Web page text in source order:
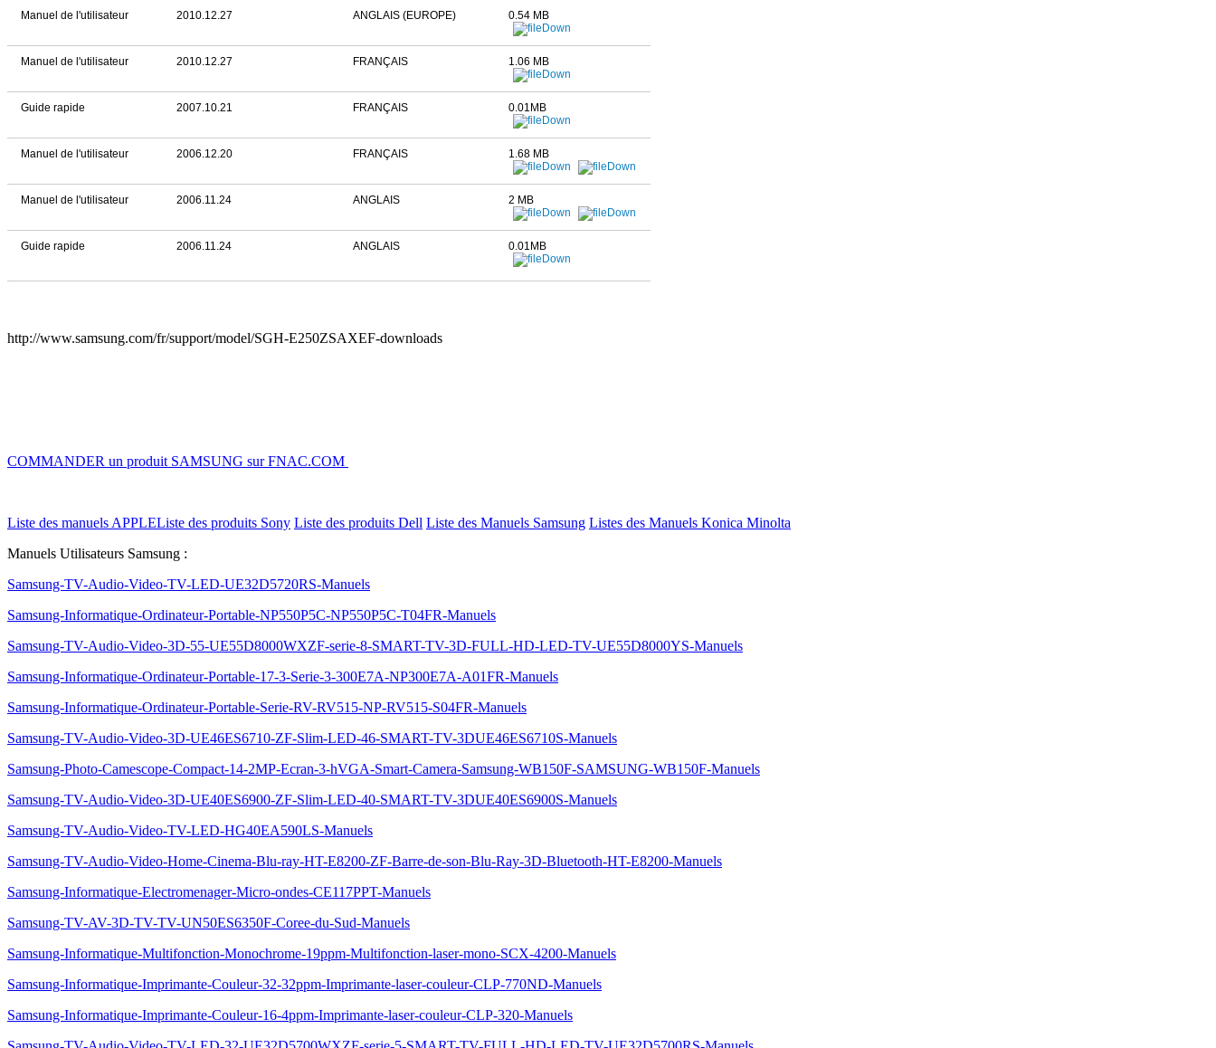
Manuel de l'utilisateur 2010.12.27 ANGLAIS (EUROPE) 0.54 MB
Manuel de l'utilisateur 2010.12.27 FRANÇAIS 1.06 MB
Guide rapide 2007.10.21 FRANÇAIS 0.01MB
Manuel de l'utilisateur 2006.12.20 FRANÇAIS 1.68 MB
Manuel de l'utilisateur 2006.11.24 ANGLAIS 2 MB
Guide rapide 2006.11.24 ANGLAIS 0.01MB
http://www.samsung.com/fr/support/model/SGH-E250ZSAXEF-downloads
COMMANDER un produit SAMSUNG sur FNAC.COM
Liste des manuels APPLEListe des produits Sony Liste des produits Dell Liste des Manuels Samsung Listes des Manuels Konica Minolta
Manuels Utilisateurs Samsung :
Samsung-TV-Audio-Video-TV-LED-UE32D5720RS-Manuels
Samsung-Informatique-Ordinateur-Portable-NP550P5C-NP550P5C-T04FR-Manuels
Samsung-TV-Audio-Video-3D-55-UE55D8000WXZF-serie-8-SMART-TV-3D-FULL-HD-LED-TV-UE55D8000YS-Manuels
Samsung-Informatique-Ordinateur-Portable-17-3-Serie-3-300E7A-NP300E7A-A01FR-Manuels
Samsung-Informatique-Ordinateur-Portable-Serie-RV-RV515-NP-RV515-S04FR-Manuels
Samsung-TV-Audio-Video-3D-UE46ES6710-ZF-Slim-LED-46-SMART-TV-3DUE46ES6710S-Manuels
Samsung-Photo-Camescope-Compact-14-2MP-Ecran-3-hVGA-Smart-Camera-Samsung-WB150F-SAMSUNG-WB150F-Manuels
Samsung-TV-Audio-Video-3D-UE40ES6900-ZF-Slim-LED-40-SMART-TV-3DUE40ES6900S-Manuels
Samsung-TV-Audio-Video-TV-LED-HG40EA590LS-Manuels
Samsung-TV-Audio-Video-Home-Cinema-Blu-ray-HT-E8200-ZF-Barre-de-son-Blu-Ray-3D-Bluetooth-HT-E8200-Manuels
Samsung-Informatique-Electromenager-Micro-ondes-CE117PPT-Manuels
Samsung-TV-AV-3D-TV-TV-UN50ES6350F-Coree-du-Sud-Manuels
Samsung-Informatique-Multifonction-Monochrome-19ppm-Multifonction-laser-mono-SCX-4200-Manuels
Samsung-Informatique-Imprimante-Couleur-32-32ppm-Imprimante-laser-couleur-CLP-770ND-Manuels
Samsung-Informatique-Imprimante-Couleur-16-4ppm-Imprimante-laser-couleur-CLP-320-Manuels